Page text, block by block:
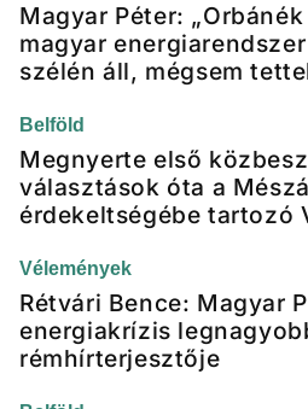
Magyar Péter:
magyar
szélén áll, mégsem
Belföld
Megnyerte első
választások óta a
érdekeltségébe tartozó
Vélemények
Rétvári Bence: Magyar
energiakrízis
rémhírterjesztője